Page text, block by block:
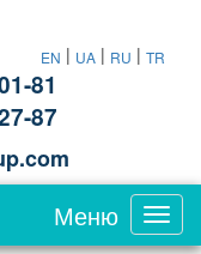
81
87
EN | UA | RU | TR
Меню